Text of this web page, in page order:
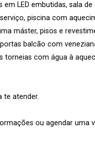
LED embutidas, sala
piscina com
máster, pisos e
balcão com
torneias com água à
te atender.
ou agendar uma